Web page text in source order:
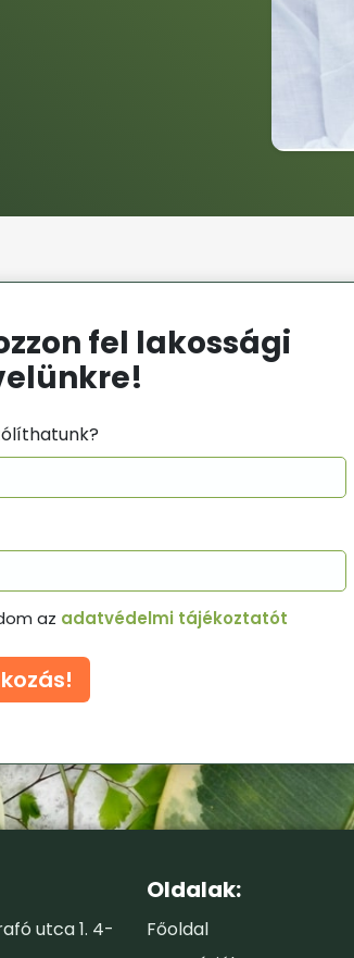
fel lakossági
az adatvédelmi tájékoztatót
utca 1. 4-
Oldalak:
Főoldal